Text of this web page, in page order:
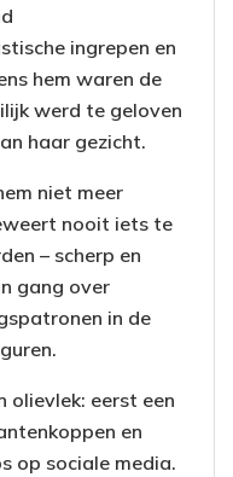
ingrepen en
hem waren de
werd te geloven
haar gezicht.
niet meer
nooit iets te
– scherp en
gang over
in de
olievlek: eerst een
en
op sociale media.